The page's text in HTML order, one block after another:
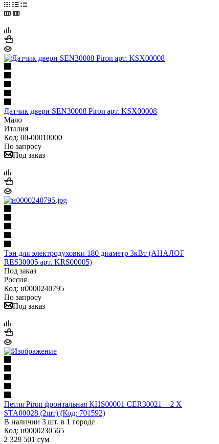
Датчик двери SEN30008 Piron aрт. KSX00008
Мало
Италия
Код: 00-00010000
По запросу
Под заказ
Тэн для электродуховки 180 диаметр 3кВт (АНАЛОГ
RES30005 арт. KRS00005)
Под заказ
Россия
Код: н0000240795
По запросу
Под заказ
Петля Piron фронтальная KHS00001 CER30021 + 2 X
STA00028 (2шт) (Код: 701592)
В наличии 3 шт. в 1 городе
Код: н0000230565
2 329 501 сум